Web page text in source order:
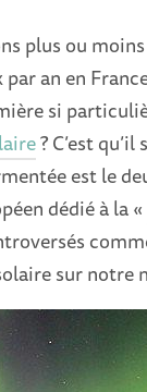
plus ou
an en
si
? C’est
est le
dédié à la «
sur notre